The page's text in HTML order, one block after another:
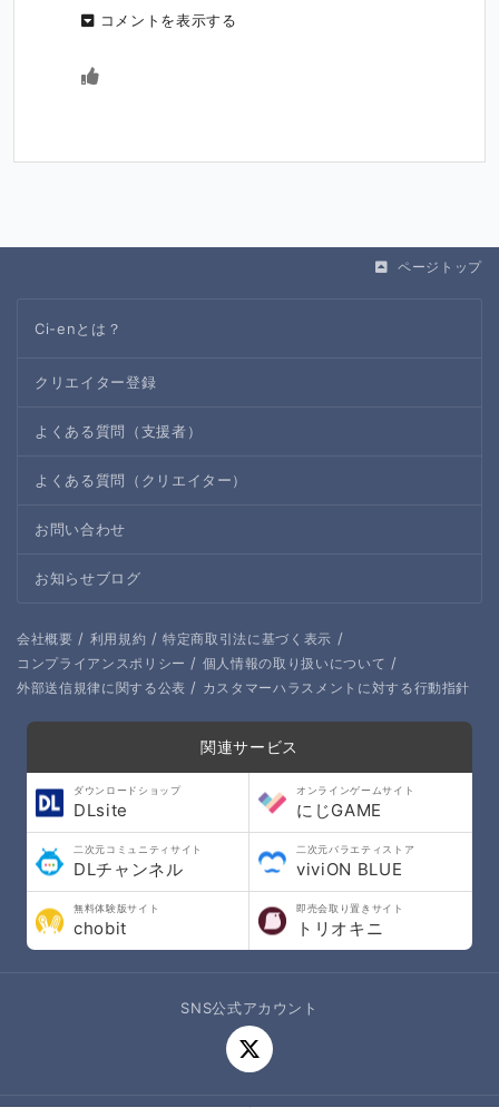
コメントを表示する
ページトップ
Ci-enとは？
クリエイター登録
よくある質問（支援者）
よくある質問（クリエイター）
お問い合わせ
お知らせブログ
会社概要 / 利用規約 / 特定商取引法に基づく表示 /
コンプライアンスポリシー / 個人情報の取り扱いについて /
外部送信規律に関する公表 / カスタマーハラスメントに対する行動指針
関連サービス
ダウンロードショップ
DLsite
オンラインゲームサイト
にじGAME
二次元コミュニティサイト
DLチャンネル
二次元バラエティストア
viviON BLUE
無料体験版サイト
chobit
即売会取り置きサイト
トリオキニ
SNS公式アカウント